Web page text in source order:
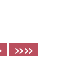
»»